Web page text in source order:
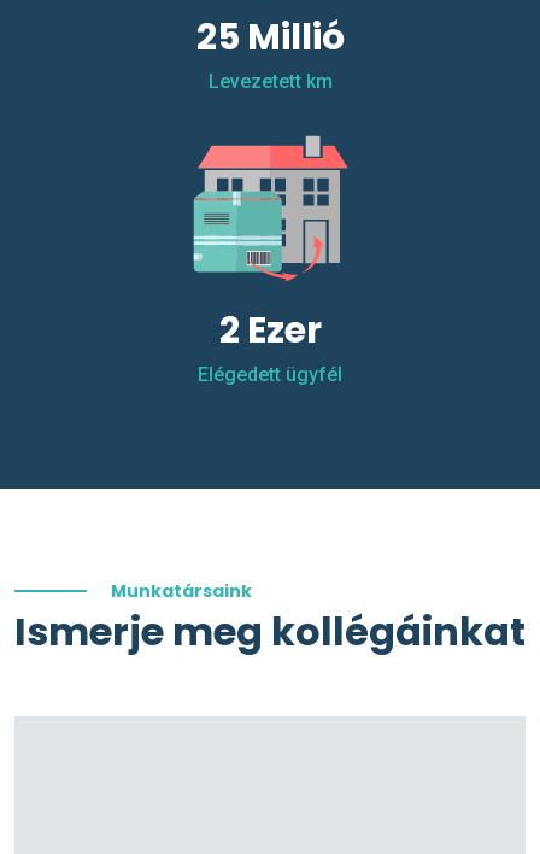
25 Millió
Levezetett km
2 Ezer
Elégedett ügyfél
Munkatársaink
Ismerje meg kollégáinkat